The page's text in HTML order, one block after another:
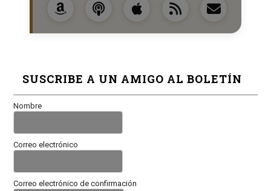
SUSCRIBE A UN AMIGO AL BOLETÍN
Nombre
Correo electrónico
Correo electrónico de confirmación